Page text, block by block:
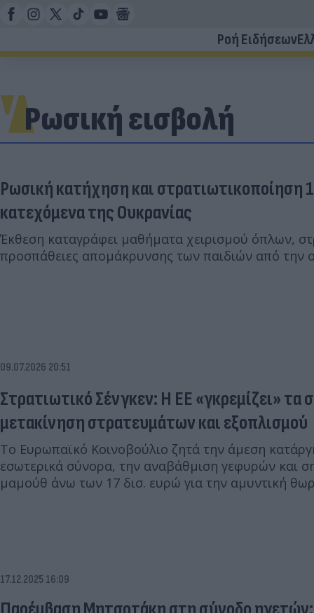
Ροή Ειδήσεων
Ρωσική εισβολή
Ρωσική κατήχηση και στρατιωτικοποίηση
κατεχόμενα της Ουκρανίας
Έκθεση καταγράφει μαθήματα χειρισμού όπλων,
προσπάθειες απομάκρυνσης των παιδιών από την
09.07.2026 20:51
Στρατιωτικό Σένγκεν: Η ΕΕ «γκρεμίζει» τα
μετακίνηση στρατευμάτων και εξοπλισμού
Το Ευρωπαϊκό Κοινοβούλιο ζητά την άμεση
εσωτερικά σύνορα, την αναβάθμιση γεφυρών και
μαμούθ άνω των 17 δισ. ευρώ για την αμυντική
17.12.2025 16:09